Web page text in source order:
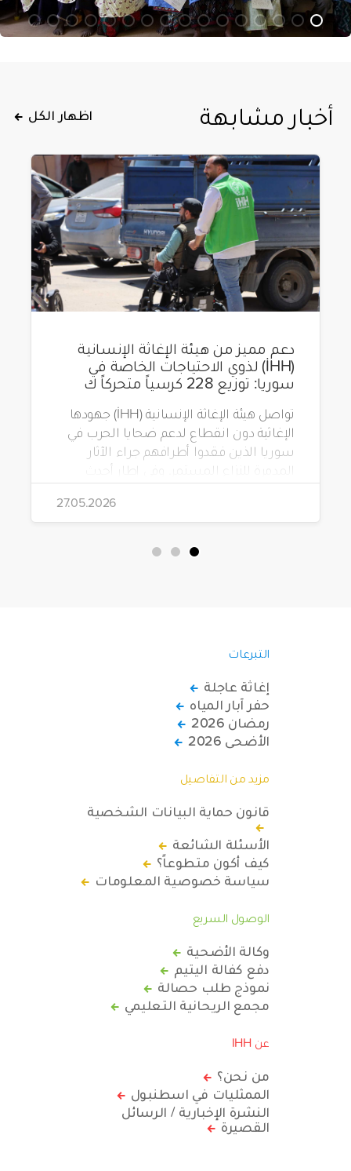
أخبار مشابهة اظهار الكل
دعم مميز من هيئة الإغاثة الإنسانية
(İHH) لذوي الاحتياجات الخاصة في
سوريا: توزيع 228 كرسياً متحركاً ك
تواصل هيئة الإغاثة الإنسانية (İHH) جهودها
الإغاثية دون انقطاع لدعم ضحايا الحرب في
سوريا الذين فقدوا أطرافهم جراء الآثار
المدمرة للنزاع المستمر. وفي إطار أحدث
مشاريعها، قامت الهيئة بتوزيع 228 كرسياً
متحركاً كهربائياً على أشخاص من ذوي
الاحتياجات الخاصة يعيشون في ظروف
قاسية بمناطق دمشق، وحلب، وحماة،
27.05.2026
التبرعات
إغاثة عاجلة
حفر آبار المياه
رمضان 2026
الأضحى 2026
مزيد من التفاصيل
قانون حماية البيانات الشخصية
الأسئلة الشائعة
كيف أكون متطوعاً؟
سياسة خصوصية المعلومات
الوصول السريع
وكالة الأضحية
دفع كفالة اليتيم
نموذج طلب حصالة
مجمع الريحانية التعليمي
عن IHH
من نحن؟
الممثليات في اسطنبول
النشرة الإخبارية / الرسائل
القصيرة